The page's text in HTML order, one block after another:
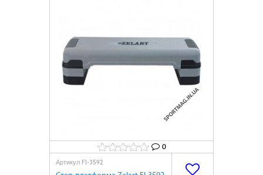
0
Артикул FI-3592